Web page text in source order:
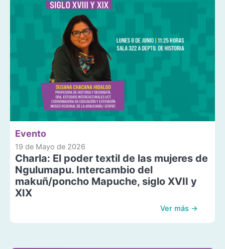
Evento
19 de Mayo de 2026
Charla: El poder textil de las mujeres de
Ngulumapu. Intercambio del
makuñ/poncho Mapuche, siglo XVII y
XIX
Ver más →